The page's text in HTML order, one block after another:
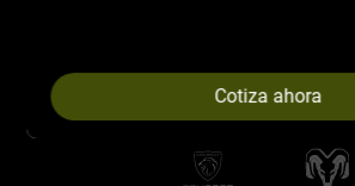
Cotiza ahora